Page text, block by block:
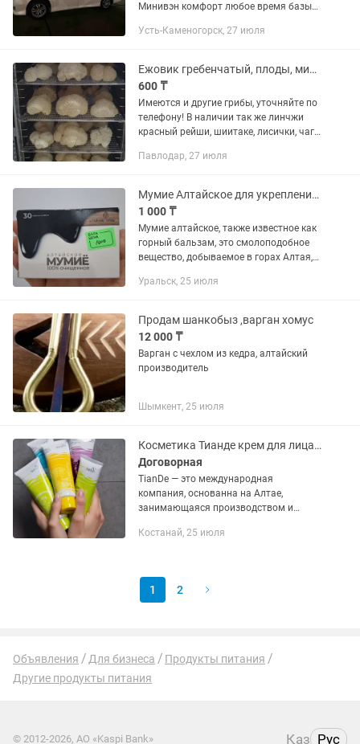
Минивэн комфорт любое время базы
Бухтарма,Голубой
Альпы,Нуртау,Сибинские...
Усть-Каменогорск, 27 июля
Ежовик гребенчатый, плоды, мицелий, капсулы. Премиум Башкирия
600 ₸
Имеются и другие грибы, уточняйте по
телефону! В наличии так же линчжи
красный рейши, шиитаке, лисички, чага,
(трутовик разноцветный), весёлка,
Павлодар, 27 июля
Мумие Алтайское для укрепления костей
1 000 ₸
Мумие алтайское, также известное как
горный бальзам, это смолоподобное
вещество, добываемое в горах Алтая,
народной медицине. "Алтайские травы"
Уральск, 25 июля
Продам шанкобыз ,варган хомус
12 000 ₸
Варган с чехлом из кедра, алтайский
производитель
Шымкент, 25 июля
Косметика Тианде крем для лица, для рук, для ног, соли для тела
Договорная
TianDe — это международная
компания, основанна на Алтае,
занимающаяся производством и
здоровья, основанных на китайских,
Костанай, 25 июля
1 2
Объявления Для бизнеса
Продукты питания
Другие продукты питания
© 2012-2026, АО «Kaspi Bank» Қаз Рус